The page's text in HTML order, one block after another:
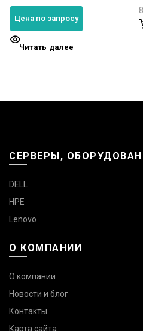
5400 RPM, SATA 6 Gb/s,
CMR, 256 MB Cache, 3.5″ -
WD40EFPX
Цена по запросу
Читать далее
СЕРВЕРЫ,
DELL
HPE
Lenovo
О КОМПАНИИ
О компании
Новости и блог
Контакты
Карта сайта